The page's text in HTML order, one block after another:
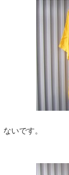
レーヨン
ないです。